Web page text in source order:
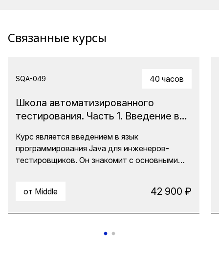
Связанные курсы
SQA-049 40 часов
Школа автоматизированного
тестирования. Часть 1. Введение в
Курс является введением в язык
программирования Java для инженеров-
тестировщиков. Он знакомит с основными
при проведении автоматизированного или
задействованы приемы использования
от Middle 42 900 ₽